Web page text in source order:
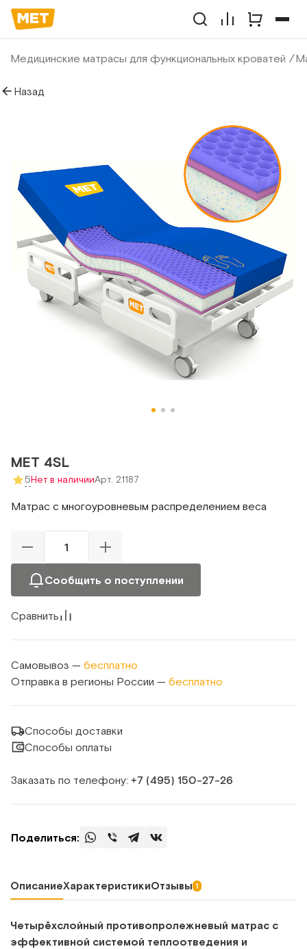
Медицинские матрасы для функциональных кроватей
Назад
MET 4SL
5Нет в наличииАрт. 21187
Матрас с многоуровневым распределением веса
Сообщить о поступлении
Сравнить
Самовывоз — бесплатно
Отправка в регионы России — бесплатно
Способы доставки
Способы оплаты
Заказать по телефону: +7 (495) 150‑27‑26
Поделиться:
ОписаниеХарактеристикиОтзывы 1
Четырёхслойный противопролежневый матрас с
эффективной системой теплоотведения и